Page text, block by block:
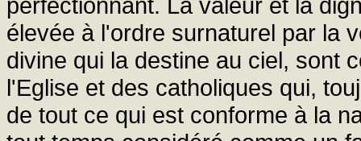
élevée à l'ordre surnaturel par la
divine qui la destine au ciel, sont
l'Eglise et des catholiques qui,
de tout ce qui est conforme à la